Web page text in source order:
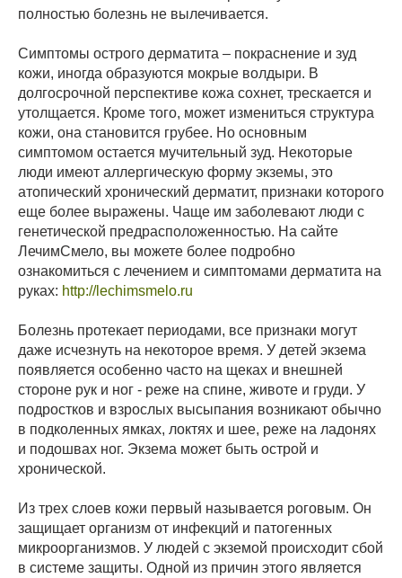
полностью болезнь не вылечивается.
Симптомы острого дерматита – покраснение и зуд
кожи, иногда образуются мокрые волдыри. В
долгосрочной перспективе кожа сохнет, трескается и
утолщается. Кроме того, может измениться структура
кожи, она становится грубее. Но основным
симптомом остается мучительный зуд. Некоторые
люди имеют аллергическую форму экземы, это
атопический хронический дерматит, признаки которого
еще более выражены. Чаще им заболевают люди с
генетической предрасположенностью. На сайте
ЛечимСмело, вы можете более подробно
ознакомиться с лечением и симптомами дерматита на
руках: http://lechimsmelo.ru
Болезнь протекает периодами, все признаки могут
даже исчезнуть на некоторое время. У детей экзема
появляется особенно часто на щеках и внешней
стороне рук и ног - реже на спине, животе и груди. У
подростков и взрослых высыпания возникают обычно
в подколенных ямках, локтях и шее, реже на ладонях
и подошвах ног. Экзема может быть острой и
хронической.
Из трех слоев кожи первый называется роговым. Он
защищает организм от инфекций и патогенных
микроорганизмов. У людей с экземой происходит сбой
в системе защиты. Одной из причин этого является